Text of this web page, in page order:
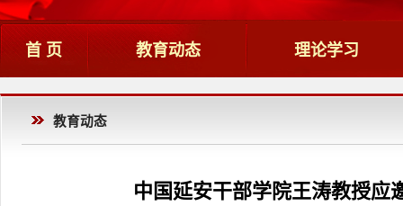
首 页 教育动态 理论学习
教育动态
中国延安干部学院王涛教授应